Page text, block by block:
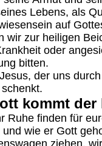
Lebens, als
auf
wir zur heiligen
oder
bitten.
der uns
kommt der
Ruhe finden für
wie er Gott
ziehen,